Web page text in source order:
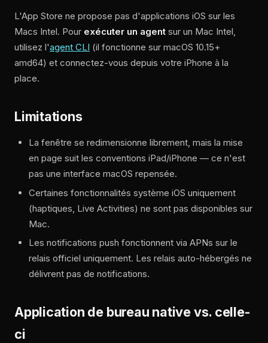
L'App Store ne propose pas d'applications iOS sur les
Macs Intel. Pour exécuter un agent sur un Mac Intel,
utilisez l'agent CLI (il fonctionne sur macOS 10.15+
amd64) et connectez-vous depuis votre iPhone à la
place.
Limitations
La fenêtre se redimensionne librement, mais la mise
en page suit les conventions iPad/iPhone — ce n'est
pas une interface macOS repensée.
Certaines fonctionnalités système iOS uniquement
(haptiques, Live Activities) ne sont pas disponibles sur
Mac.
Les notifications push fonctionnent via APNs sur le
relais officiel uniquement. Les relais auto-hébergés ne
délivrent pas de notifications.
Application de bureau native vs. celle-
ci